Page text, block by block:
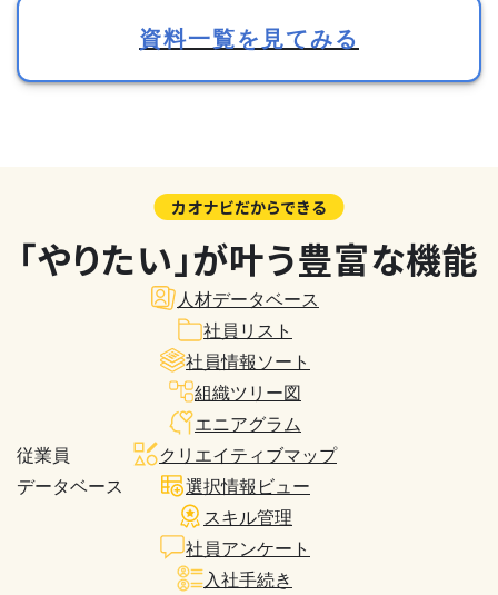
資料一覧を見てみる
カオナビだからできる
「やりたい」が叶う豊富な機能
従業員
データベース
人材データベース
社員リスト
社員情報ソート
組織ツリー図
エニアグラム
クリエイティブマップ
選択情報ビュー
スキル管理
社員アンケート
入社手続き